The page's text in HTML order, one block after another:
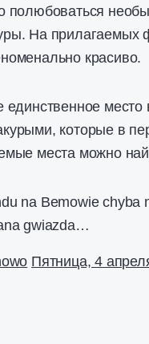
полюбоваться
На прилагаемых
красиво.
которые в
места можно
na Bemowie
gwiazda…
Пятница, 4